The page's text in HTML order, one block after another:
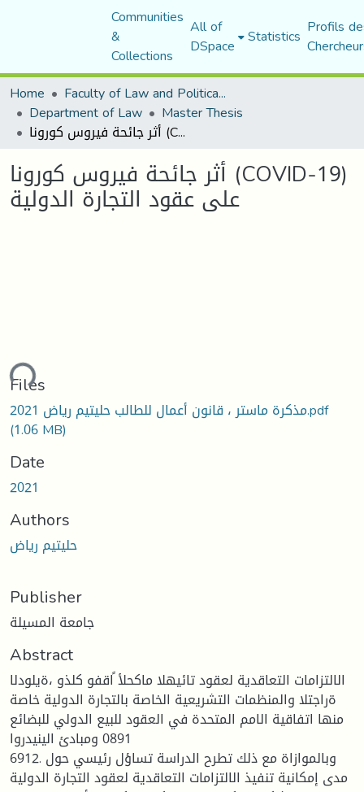
Communities
&
Collections
All of
DSpace Statistics Profils
Home
Faculty of Law and Political Science
Department of Law Master Thesis
أثر جائحة فيروس كورونا (COVID-19) على عقود التجارة الدولية
أثر جائحة فيروس كورونا (COVID-19)
على عقود التجارة الدولية
Files
مذكرة ماستر ، قانون أعمال للطالب حليتيم رياض 2021.pdf
(1.06 MB)
Date
2021
Authors
حليتيم رياض
Publisher
جامعة المسيلة
Abstract
الالتزامات التعاقدية لعقود تائيهلا ماكحلأ ًاقفو كلذو ،ةيلودلا
ةراجتلا والمنظمات التشريعية الخاصة بالتجارة الدولية خاصة
منها اتفاقية الامم المتحدة في العقود للبيع الدولي للبضائع
0891 ومبادئ الينيدروا
6912. وبالموازاة مع ذلك تطرح الدراسة تساؤل رئيسي حول
مدى إمكانية تنفيذ الالتزامات التعاقدية لعقود التجارة الدولية